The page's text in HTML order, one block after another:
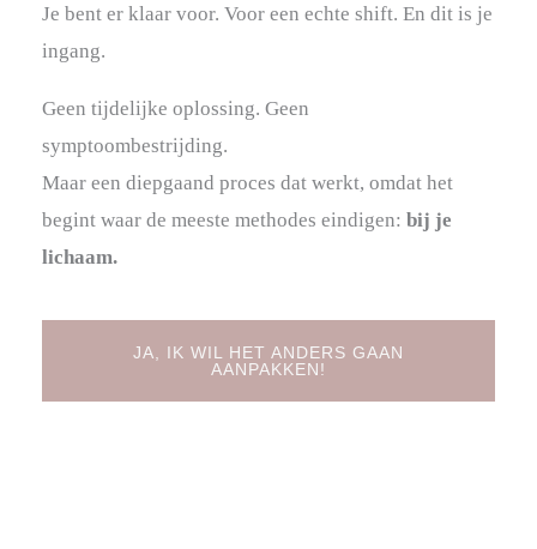
Je bent er klaar voor. Voor een echte shift. En dit is je
ingang.
Geen tijdelijke oplossing. Geen
symptoombestrijding.
Maar een diepgaand proces dat werkt, omdat het
begint waar de meeste methodes eindigen: bij je
lichaam.
JA, IK WIL HET ANDERS GAAN
AANPAKKEN!